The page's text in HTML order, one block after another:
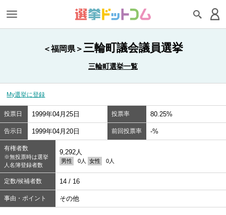
＜福岡県＞三輪町議会議員選挙
三輪町選挙一覧
My選挙に登録
投票日 1999年04月25日 投票率 80.25%
告示日 1999年04月20日 前回投票率 -%
有権者数
※無投票時は選挙
人名簿登録者数
9,292人
男性 0人 女性 0人
定数/候補者数 14 / 16
事由・ポイント その他